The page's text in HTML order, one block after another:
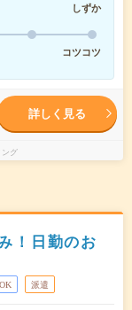
しずか
コツコツ
詳しく見る
グ
！日勤のお
派遣